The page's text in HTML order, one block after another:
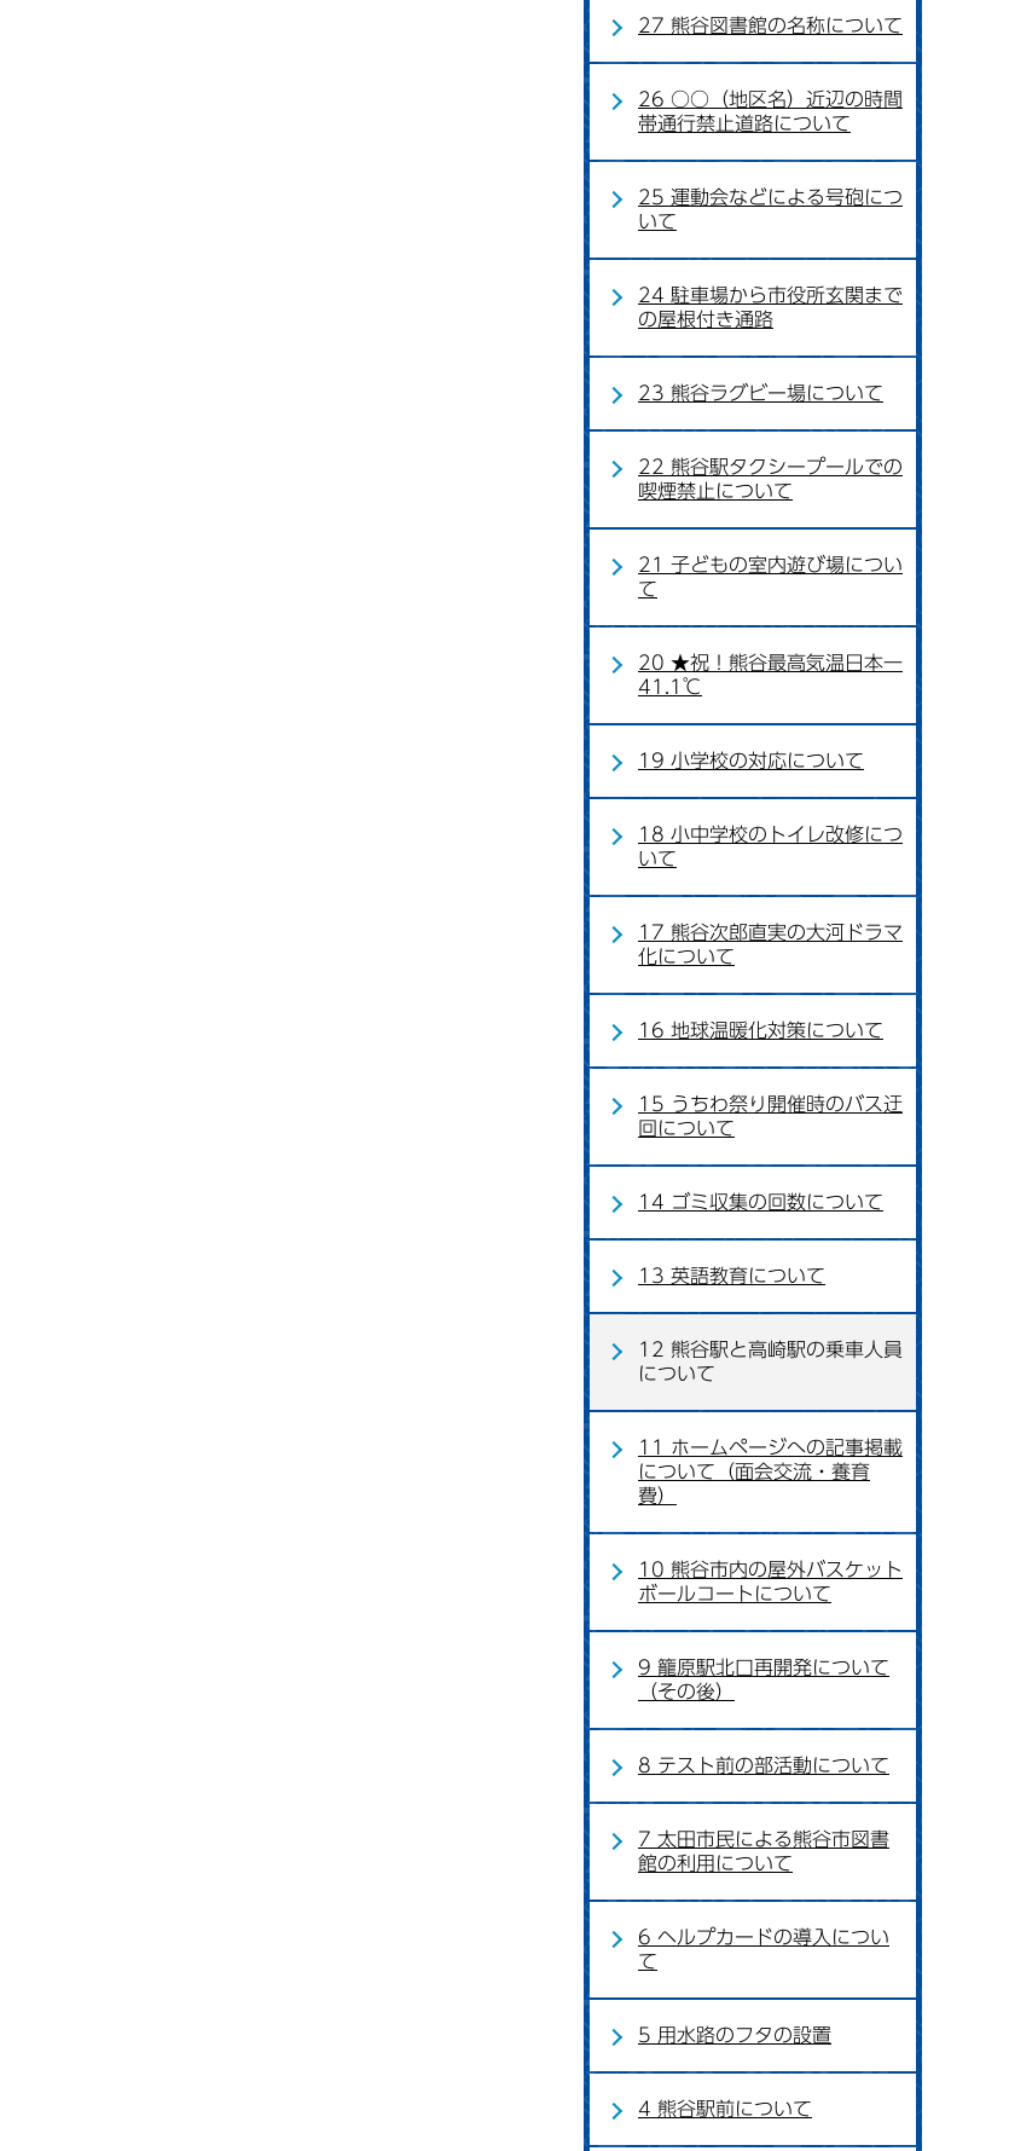
27 熊谷図書館の名称について
26 ○○（地区名）近辺の時間
帯通行禁止道路について
25 運動会などによる号砲につ
いて
24 駐車場から市役所玄関まで
の屋根付き通路
23 熊谷ラグビー場について
22 熊谷駅タクシープールでの
喫煙禁止について
21 子どもの室内遊び場につい
て
20 ★祝！熊谷最高気温日本一
41.1℃
19 小学校の対応について
18 小中学校のトイレ改修につ
いて
17 熊谷次郎直実の大河ドラマ
化について
16 地球温暖化対策について
15 うちわ祭り開催時のバス迂
回について
14 ゴミ収集の回数について
13 英語教育について
12 熊谷駅と高崎駅の乗車人員
について
11 ホームページへの記事掲載
について（面会交流・養育
費）
10 熊谷市内の屋外バスケット
ボールコートについて
9 籠原駅北口再開発について
（その後）
8 テスト前の部活動について
7 太田市民による熊谷市図書
館の利用について
6 ヘルプカードの導入につい
て
5 用水路のフタの設置
4 熊谷駅前について